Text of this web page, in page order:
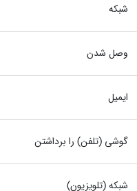
شبکه
وصل شدن
ایمیل
گوشی (تلفن) را برداشتن
شبکه (تلویزیون)